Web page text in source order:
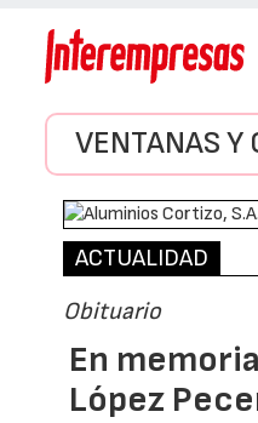
VENTANAS Y
ACTUALIDAD
Obituario
En
López